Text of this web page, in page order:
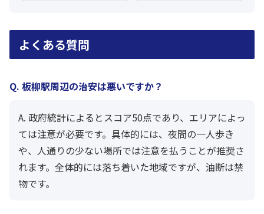
よくある質問
Q. 板柳駅周辺の治安は悪いですか？
A. 政府統計によるとスコア50点であり、エリアによっ
ては注意が必要です。具体的には、夜間の一人歩き
や、人通りの少ない場所では注意を払うことが推奨さ
れます。全体的には落ち着いた地域ですが、油断は禁
物です。